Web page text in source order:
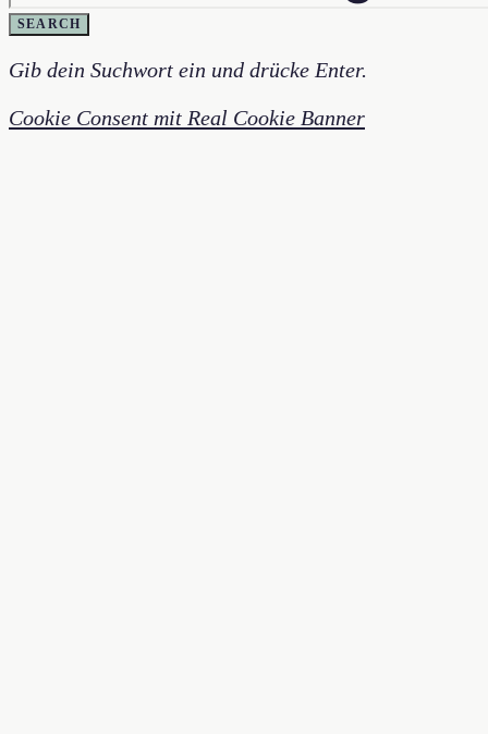
SEARCH
Gib dein Suchwort ein und drücke Enter.
Cookie Consent mit Real Cookie Banner